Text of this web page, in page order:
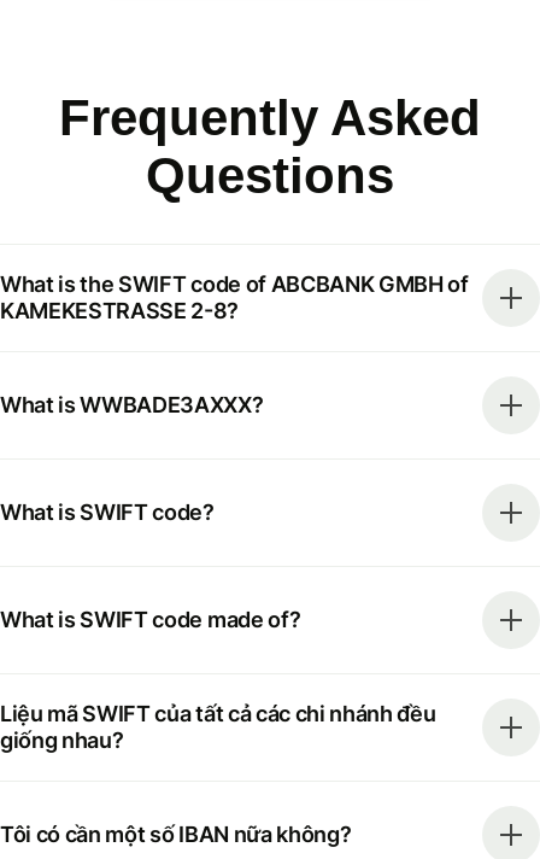
Frequently Asked
Questions
What is the SWIFT code of ABCBANK GMBH of
KAMEKESTRASSE 2-8?
What is WWBADE3AXXX?
What is SWIFT code?
What is SWIFT code made of?
Liệu mã SWIFT của tất cả các chi nhánh đều
giống nhau?
Tôi có cần một số IBAN nữa không?